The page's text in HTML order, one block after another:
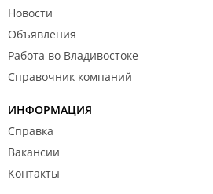
Новости
Объявления
Работа во Владивостоке
Справочник компаний
ИНФОРМАЦИЯ
Справка
Вакансии
Контакты